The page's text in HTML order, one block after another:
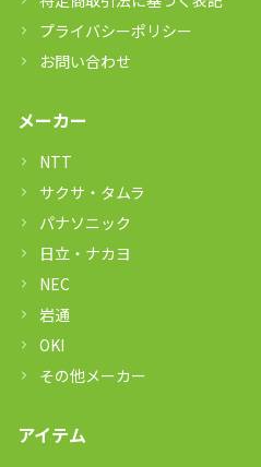
プライバシーポリシー
お問い合わせ
メーカー
NTT
サクサ・タムラ
パナソニック
日立・ナカヨ
NEC
岩通
OKI
その他メーカー
アイテム